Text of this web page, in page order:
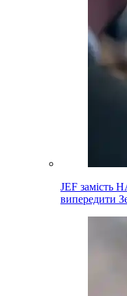
JEF замість
випередити